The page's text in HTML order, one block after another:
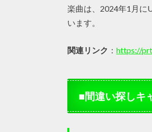
楽曲は、2024年1月に
います。
関連リンク ： https://
■間違い探しキ